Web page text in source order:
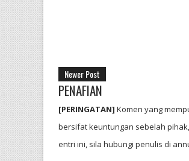
Newer Post
PENAFIAN
[PERINGATAN] Komen yang
bersifat keuntungan sebelah
entri ini, sila hubungi penulis di